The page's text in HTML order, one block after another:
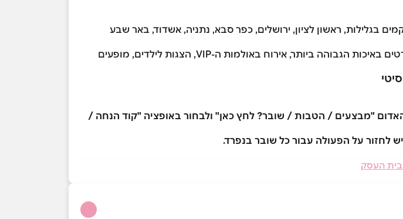
בגלילות, ראשון לציון, ירושלים, כפר סבא, נתניה, אשדוד, באר שבע
עשרות אלפי הלקוחות אשר מגיעים לסניפינו מידי שבוע נהנים מהקרנות סרטים באיכות הגבוהה ביותר, אירוח באולמות ה-VIP, הצגות לילדים, מופעים
"מבצעים / הטבות / שובר? לחץ כאן" ולבחור באופציה "קוד הנחה /
העסק